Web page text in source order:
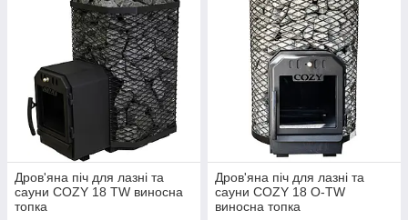
Дров'яна піч для лазні та
сауни COZY 18 TW виносна
топка
Дров'яна піч для лазні та
сауни COZY 18 O-TW
виносна топка